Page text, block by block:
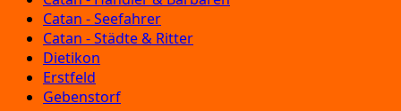
Catan - Seefahrer
Catan - Städte & Ritter
Dietikon
Erstfeld
Gebenstorf